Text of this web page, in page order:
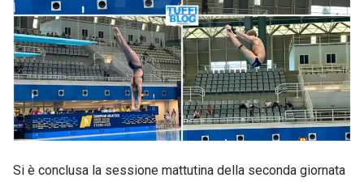
Si è conclusa la sessione mattutina della seconda giornata